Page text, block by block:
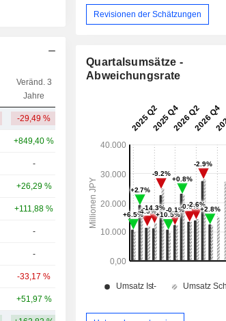
Veränd. 3
Jahre
-29,49 %
+849,40 % 56,07 Mrd.
-
+26,29 % 3,53 Mrd.
+111,88 % 3,37 Mrd.
- 3,15 Mrd.
-
-33,17 %
+51,97 %
Revisionen der Schätzungen
Quartalsumsätze -
Abweichungsrate